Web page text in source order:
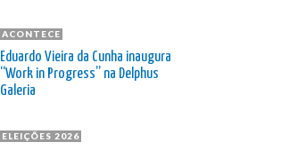
ACONTECE
Eduardo Vieira da Cunha inaugura
“Work in Progress” na Delphus
Galeria
ELEIÇÕES 2026